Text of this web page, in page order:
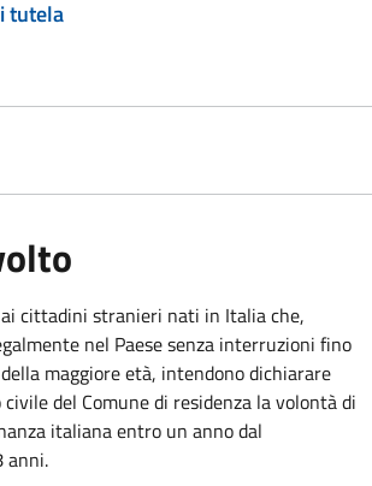
tutela
cittadini stranieri nati in Italia che,
nel Paese senza interruzioni fino
maggiore età, intendono dichiarare
del Comune di residenza la volontà di
italiana entro un anno dal
anni.